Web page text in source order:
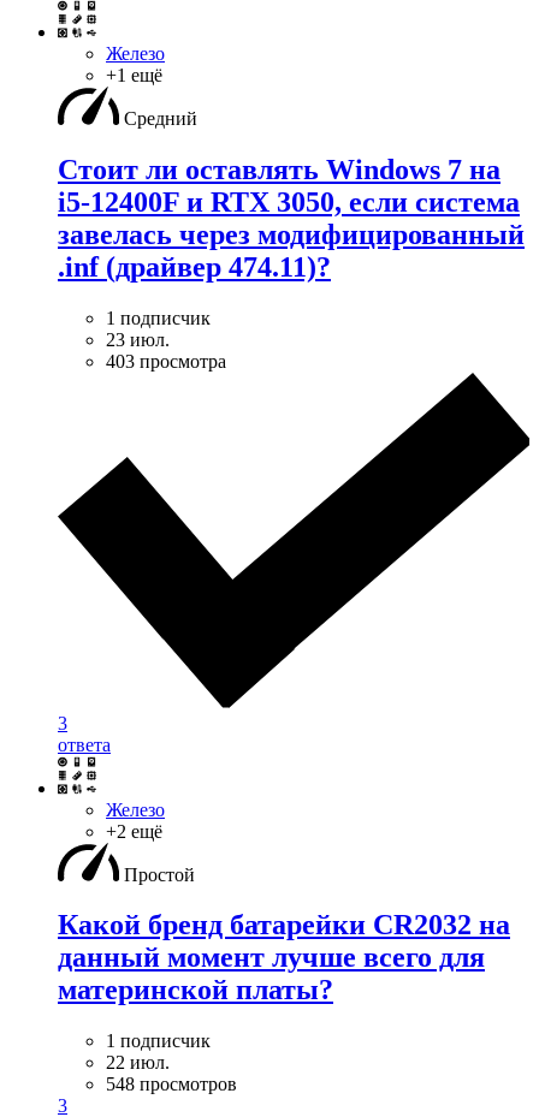
Железо
+1 ещё
Средний
Стоит ли оставлять Windows 7 на
i5-12400F и RTX 3050, если система
завелась через модифицированный
.inf (драйвер 474.11)?
1 подписчик
23 июл.
403 просмотра
3
ответа
Железо
+2 ещё
Простой
Какой бренд батарейки CR2032 на
данный момент лучше всего для
материнской платы?
1 подписчик
22 июл.
548 просмотров
3